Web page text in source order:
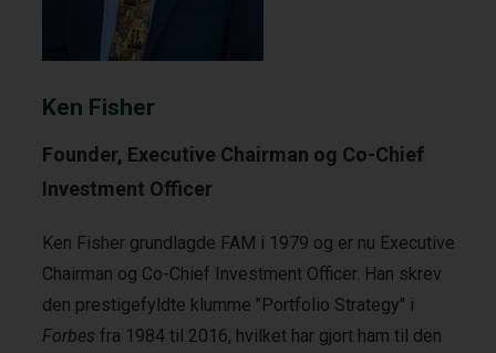
Ken Fisher
Founder, Executive Chairman og Co-Chief
Investment Officer
Ken Fisher grundlagde FAM i 1979 og er nu Executive
Chairman og Co-Chief Investment Officer. Han skrev
den prestigefyldte klumme "Portfolio Strategy" i
Forbes fra 1984 til 2016, hvilket har gjort ham til den